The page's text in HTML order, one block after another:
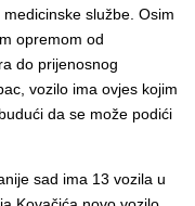
službe. Osim
opremom od
do prijenosnog
vozilo ima ovjes kojim
da se može podići
sad ima 13 vozila u